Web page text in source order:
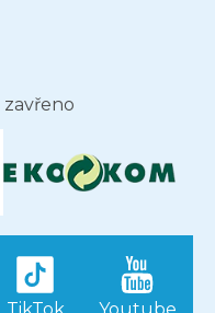
zavřeno